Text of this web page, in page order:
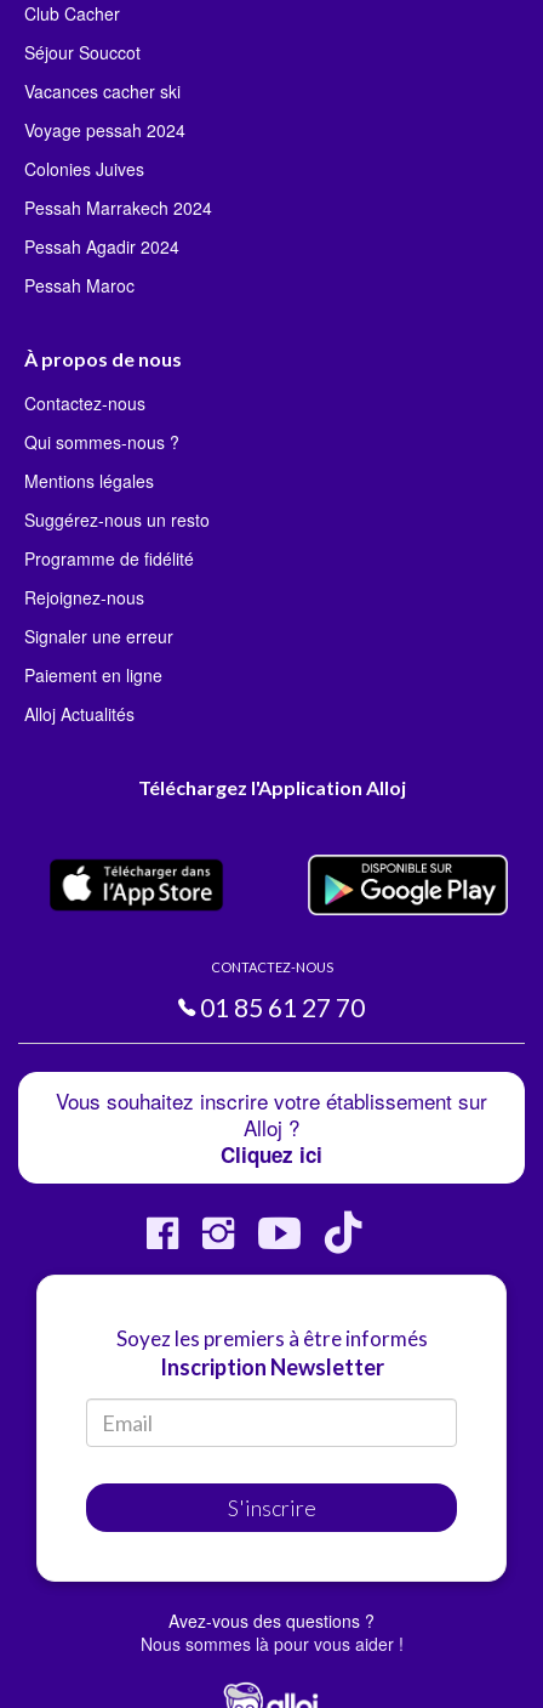
Club Cacher
Séjour Souccot
Vacances cacher ski
Voyage pessah 2024
Colonies Juives
Pessah Marrakech 2024
Pessah Agadir 2024
Pessah Maroc
À propos de nous
Contactez-nous
Qui sommes-nous ?
Mentions légales
Suggérez-nous un resto
Programme de fidélité
Rejoignez-nous
Signaler une erreur
Paiement en ligne
Alloj Actualités
Téléchargez l'Application Alloj
CONTACTEZ-NOUS
01 85 61 27 70
Vous souhaitez inscrire votre établissement sur
Alloj ?
Cliquez ici
Soyez les premiers à être informés
Inscription Newsletter
S'inscrire
Avez-vous des questions ?
Nous sommes là pour vous aider !